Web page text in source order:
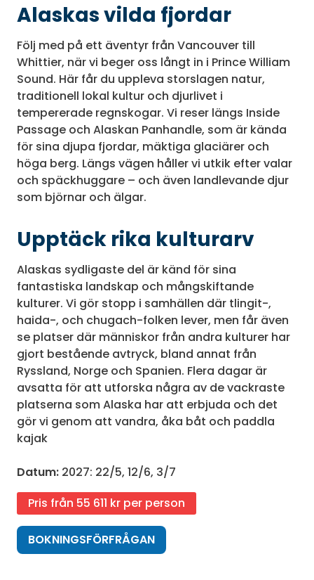
Alaskas vilda fjordar
Följ med på ett äventyr från Vancouver till
Whittier, när vi beger oss långt in i Prince William
Sound. Här får du uppleva storslagen natur,
traditionell lokal kultur och djurlivet i
tempererade regnskogar. Vi reser längs Inside
Passage och Alaskan Panhandle, som är kända
för sina djupa fjordar, mäktiga glaciärer och
höga berg. Längs vägen håller vi utkik efter valar
och späckhuggare – och även landlevande djur
som björnar och älgar.
Upptäck rika kulturarv
Alaskas sydligaste del är känd för sina
fantastiska landskap och mångskiftande
kulturer. Vi gör stopp i samhällen där tlingit-,
haida-, och chugach-folken lever, men får även
se platser där människor från andra kulturer har
gjort bestående avtryck, bland annat från
Ryssland, Norge och Spanien. Flera dagar är
avsatta för att utforska några av de vackraste
platserna som Alaska har att erbjuda och det
gör vi genom att vandra, åka båt och paddla
kajak
Datum: 2027: 22/5, 12/6, 3/7
Pris från 55 611 kr per person
BOKNINGSFÖRFRÅGAN